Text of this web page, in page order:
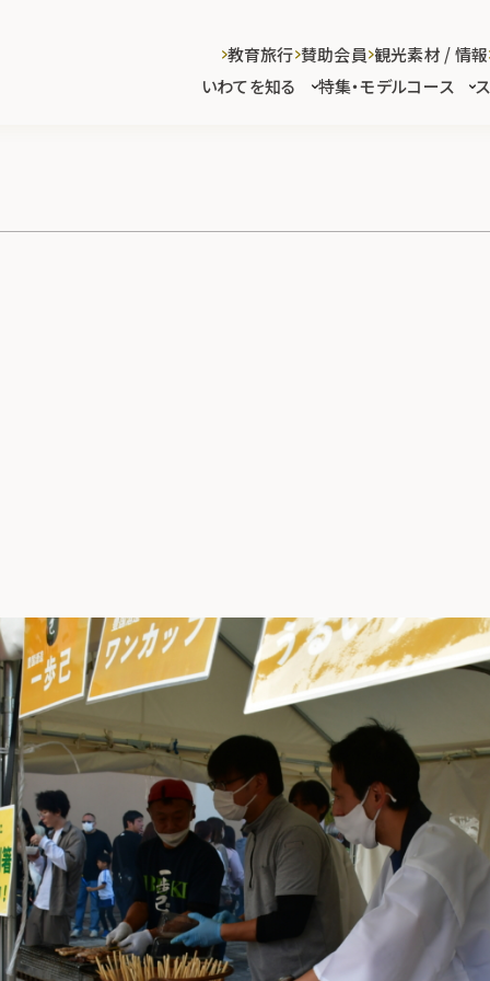
いわてを知る 特集・モデルコース
教育旅行 賛助会員 観光素材 / 情報